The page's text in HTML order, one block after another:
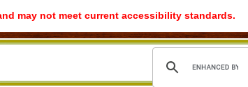
may not meet current accessibility standards.